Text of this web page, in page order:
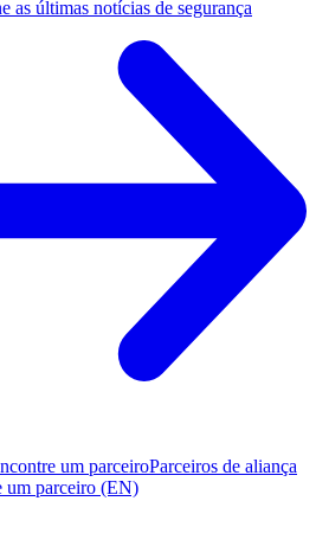
as últimas notícias de segurança
um parceiroParceiros de aliança
um parceiro (EN)